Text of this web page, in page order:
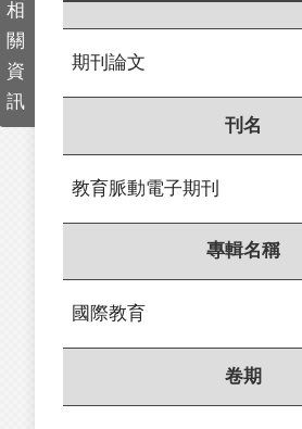
相
關
資
訊
期刊論文
刊名
教育脈動電子期刊
專輯名稱
國際教育
卷期